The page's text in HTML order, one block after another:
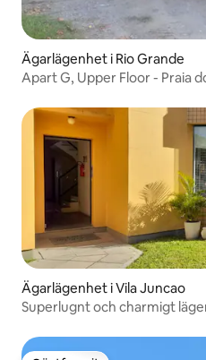
Ägarlägenhet i Rio Grande
Apart G, Upper Floor - Praia
Ägarlägenhet i Vila Juncao
Superlugnt och charmigt